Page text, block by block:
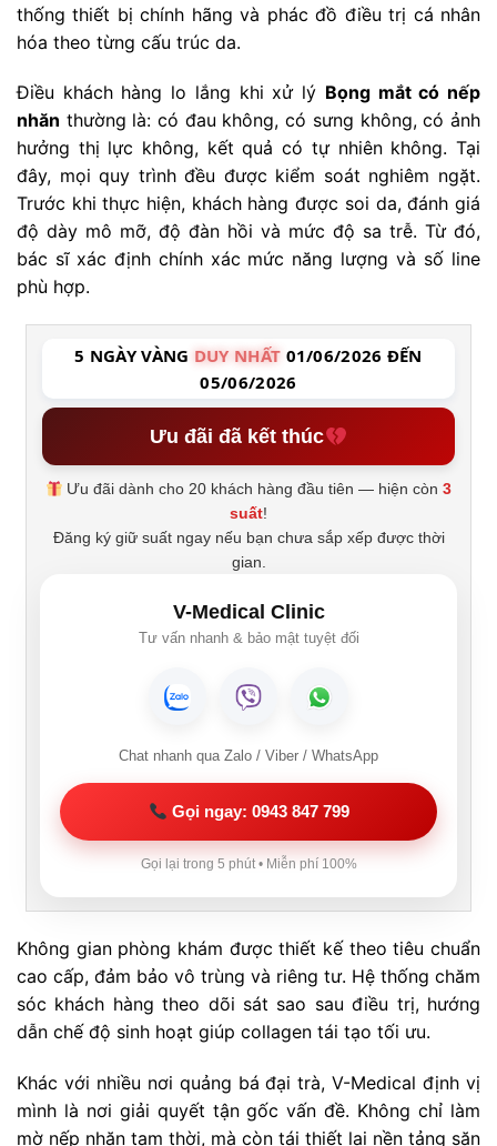
thống thiết bị chính hãng và phác đồ điều trị cá nhân
hóa theo từng cấu trúc da.
Điều khách hàng lo lắng khi xử lý Bọng mắt có nếp
nhăn thường là: có đau không, có sưng không, có ảnh
hưởng thị lực không, kết quả có tự nhiên không. Tại
đây, mọi quy trình đều được kiểm soát nghiêm ngặt.
Trước khi thực hiện, khách hàng được soi da, đánh giá
độ dày mô mỡ, độ đàn hồi và mức độ sa trễ. Từ đó,
bác sĩ xác định chính xác mức năng lượng và số line
phù hợp.
5 NGÀY VÀNG DUY NHẤT 01/06/2026 ĐẾN
05/06/2026
Ưu đãi đã kết thúc
Ưu đãi dành cho 20 khách hàng đầu tiên — hiện còn3
suất!
Đăng ký giữ suất ngay nếu bạn chưa sắp xếp được thời
gian.
V-Medical Clinic
Tư vấn nhanh & bảo mật tuyệt đối
Chat nhanh qua Zalo / Viber / WhatsApp
Gọi ngay: 0943 847 799
Gọi lại trong 5 phút • Miễn phí 100%
Không gian phòng khám được thiết kế theo tiêu chuẩn
cao cấp, đảm bảo vô trùng và riêng tư. Hệ thống chăm
sóc khách hàng theo dõi sát sao sau điều trị, hướng
dẫn chế độ sinh hoạt giúp collagen tái tạo tối ưu.
Khác với nhiều nơi quảng bá đại trà, V-Medical định vị
mình là nơi giải quyết tận gốc vấn đề. Không chỉ làm
mờ nếp nhăn tạm thời, mà còn tái thiết lại nền tảng săn